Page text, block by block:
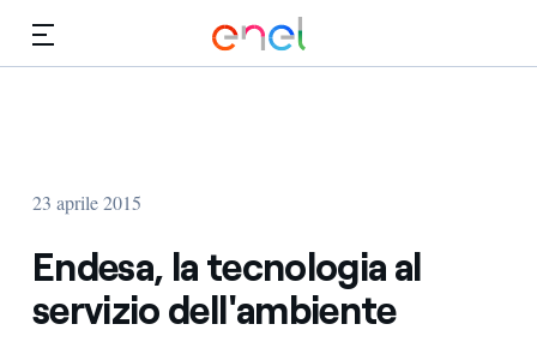
23 aprile 2015
Endesa, la tecnologia al
servizio dell'ambiente